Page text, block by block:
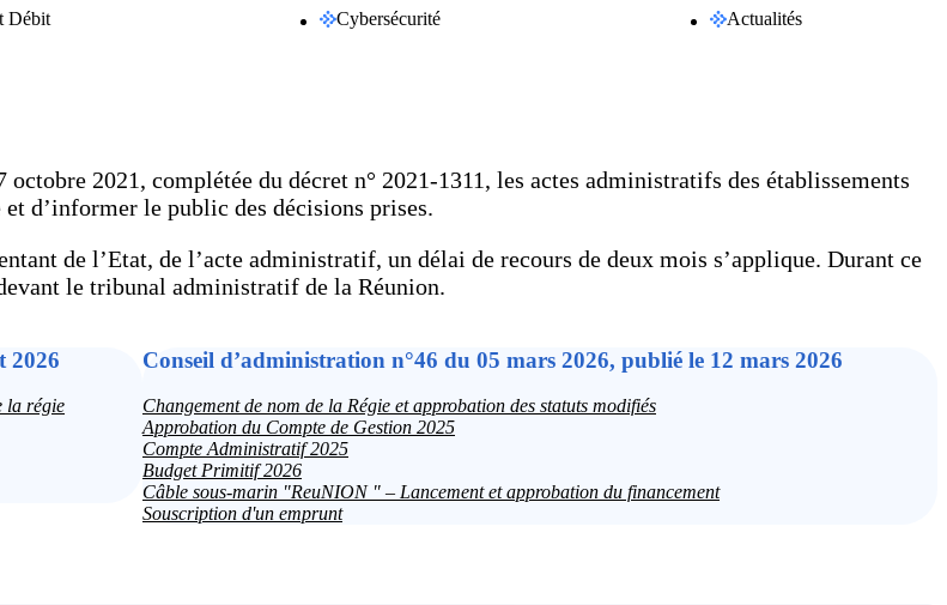
Débit Cybersécurité Actualités
2021, complétée du décret n° 2021-1311, les actes administratifs des établissements
d’informer le public des décisions prises.
de l’Etat, de l’acte administratif, un délai de recours de deux mois s’applique. Durant ce
le tribunal administratif de la Réunion.
2026
la régie
Conseil d’administration n°46 du 05 mars 2026, publié le 12 mars 2026
Changement de nom de la Régie et approbation des statuts modifiés
Approbation du Compte de Gestion 2025
Compte Administratif 2025
Budget Primitif 2026
Câble sous-marin "ReuNION " – Lancement et approbation du financement
Souscription d'un emprunt